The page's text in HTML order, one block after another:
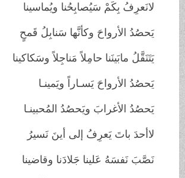
لانَعرِفُ بِكَمْ سَيُصابِحُنا ويُماسينا
يَحصُدُ الأرواحَ وكأنَّها سَنابِلُ قَمحٍ
يَتَنَقَّلُ مابَينَنا حامِلاً مَناجِلاً وسَكاكينا
يَحصُدُ الأرواحَ يَسـاراً ويَمينـا
يَحصُدُ الأغرابَ ويَحصُدُ المُحبينـا
لاأحدَ باتَ يَعرِفُ إلى أينَ نَسيرُ
نَصَّبَ نَفسَهُ عَلينا جَلادَنا وقاضينا